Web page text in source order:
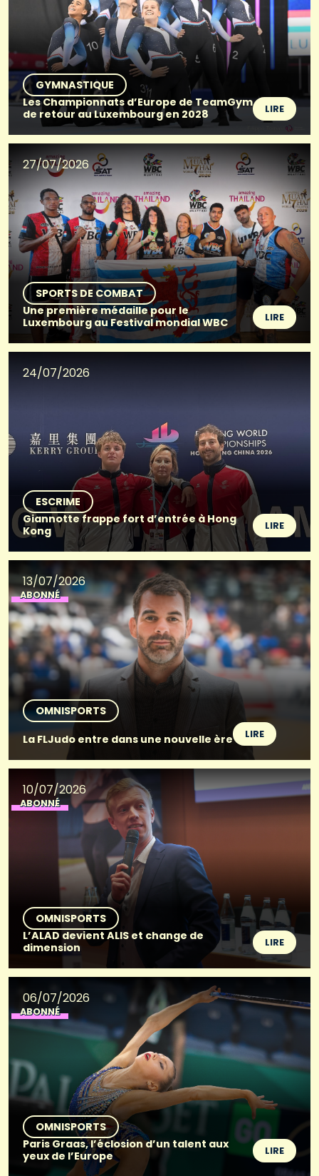
GYMNASTIQUE
Les Championnats d’Europe de TeamGym
de retour au Luxembourg en 2028
LIRE
27/07/2026
SPORTS DE COMBAT
Une première médaille pour le
Luxembourg au Festival mondial WBC
LIRE
24/07/2026
ESCRIME
Giannotte frappe fort d’entrée à Hong
Kong
LIRE
13/07/2026
ABONNÉ
OMNISPORTS
La FLJudo entre dans une nouvelle ère
LIRE
10/07/2026
ABONNÉ
OMNISPORTS
L’ALAD devient ALIS et change de
dimension
LIRE
06/07/2026
ABONNÉ
OMNISPORTS
Paris Graas, l’éclosion d’un talent aux
yeux de l’Europe
LIRE